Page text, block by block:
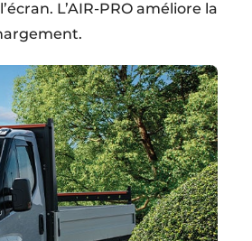
L’AIR-PRO améliore la